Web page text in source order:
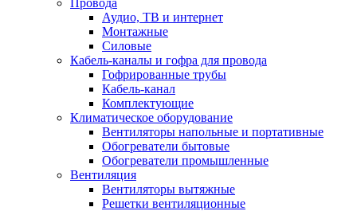
Провода
Аудио, ТВ и интернет
Монтажные
Силовые
Кабель-каналы и гофра для провода
Гофрированные трубы
Кабель-канал
Комплектующие
Климатическое оборудование
Вентиляторы напольные и портативные
Обогреватели бытовые
Обогреватели промышленные
Вентиляция
Вентиляторы вытяжные
Решетки вентиляционные